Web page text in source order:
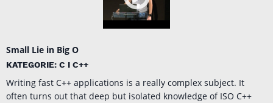
Small Lie in Big O
KATEGORIE: C I C++
Writing fast C++ applications is a really complex subject. It
often turns out that deep but isolated knowledge of ISO C++